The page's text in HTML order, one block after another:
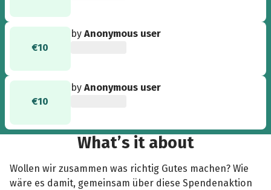
€10
byAnonymous user
€10
byAnonymous user
What’s it about
Wollen wir zusammen was richtig Gutes machen? Wie
wäre es damit, gemeinsam über diese Spendenaktion